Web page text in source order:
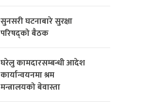
सुनसरी घटनाबारे सुरक्षा
परिषद्को बैठक
घरेलु कामदारसम्बन्धी आदेश
कार्यान्वयनमा श्रम
मन्त्रालयको बेवास्ता